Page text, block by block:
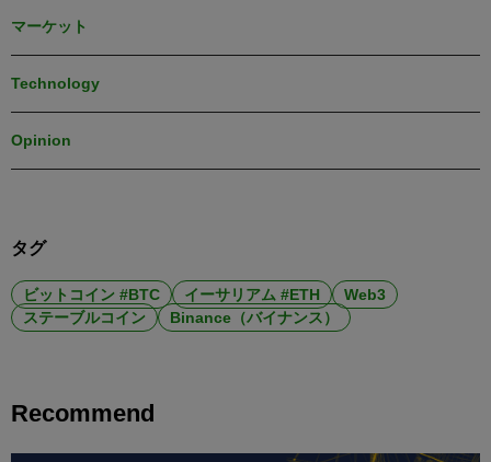
マーケット
Technology
Opinion
タグ
ビットコイン #BTC イーサリアム #ETH
Web3
ステーブルコイン
Binance（バイナンス）
Recommend